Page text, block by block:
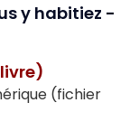
y habitiez -
(fichier